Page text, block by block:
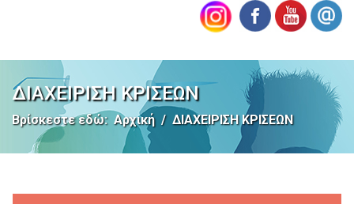
ΔΙΑΧΕΙΡΙΣΗ ΚΡΙΣΕΩΝ
Βρίσκεστε εδώ: Αρχική ΔΙΑΧΕΙΡΙΣΗ ΚΡΙΣΕΩΝ